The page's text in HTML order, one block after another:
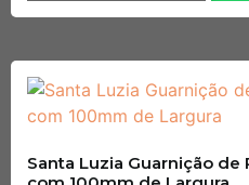
Santa Luzia Guarnição